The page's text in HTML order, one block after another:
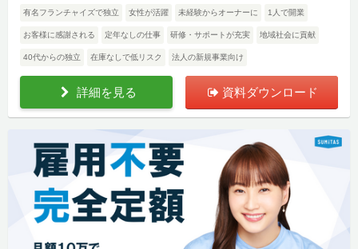
有名フランチャイズで独立 女性が活躍 未経験からオーナーに 1人で開業
お客様に感謝される 定年なしの仕事 研修・サポートが充実 地域社会に貢献
40代からの独立 在庫なしで低リスク 法人の新規事業向け
詳細を見る 資料ダウンロード